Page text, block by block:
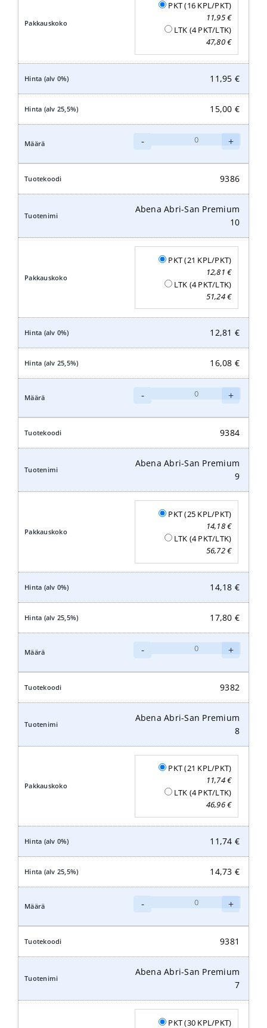
PKT (16 KPL/PKT)
11,95€
LTK (4 PKT/LTK)
47,80€
11,95 €
15,00 €
-
San
11
määrä
+
9386
Abena Abri-San Premium
10
PKT (21 KPL/PKT)
12,81€
LTK (4 PKT/LTK)
51,24€
12,81 €
16,08 €
-
San
10
määrä
+
9384
Abena Abri-San Premium
9
PKT (25 KPL/PKT)
14,18€
LTK (4 PKT/LTK)
56,72€
14,18 €
17,80 €
-
San
määrä
+
9382
Abena Abri-San Premium
8
PKT (21 KPL/PKT)
11,74€
LTK (4 PKT/LTK)
46,96€
11,74 €
14,73 €
-
San
8
määrä
+
9381
Abena Abri-San Premium
7
PKT (30 KPL/PKT)